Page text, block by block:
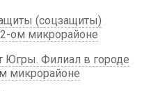
(соцзащиты)
ом микрорайоне
Югры. Филиал в городе
микрорайоне